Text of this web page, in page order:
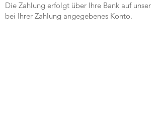
Die Zahlung erfolgt über Ihre Bank auf unser
bei Ihrer Zahlung angegebenes Konto.